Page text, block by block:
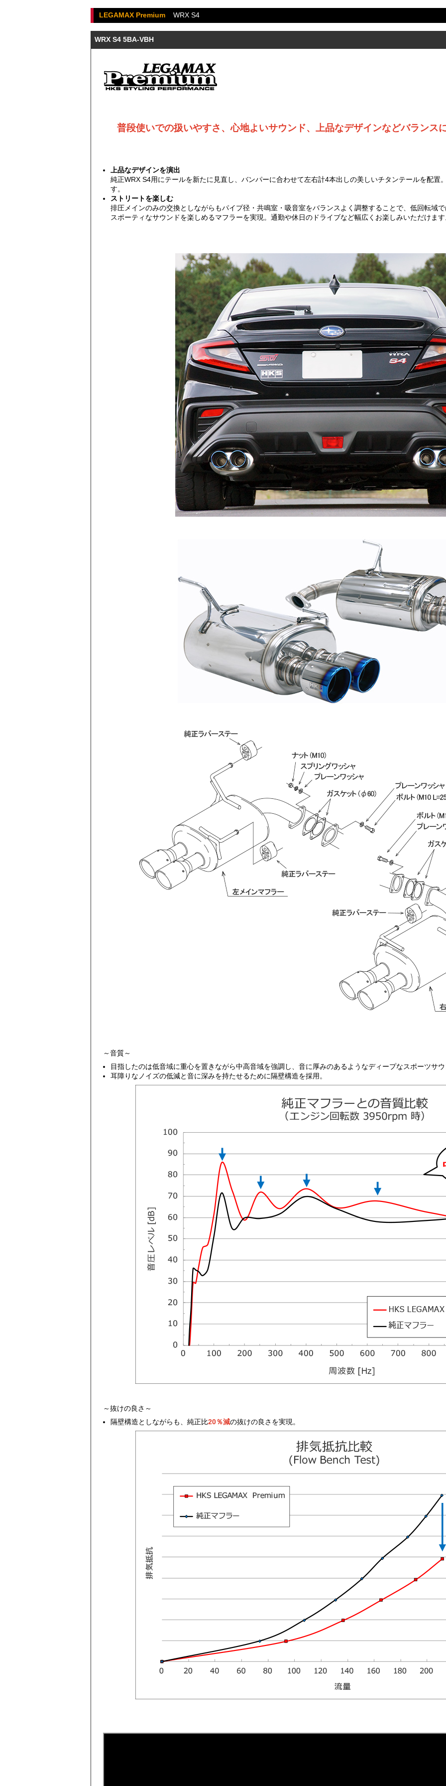
LEGAMAX Premium WRX S4
WRX S4 5BA-VBH
普段使いでの扱いやすさ、心地よいサウンド、上品なデザインなどバランス
上品なデザインを演出
純正WRX S4用にテールを新たに見直し、バンパーに合わせて左右計4本出しの美しいチタンテールを配置
す。
ストリートを楽しむ
排圧メインのみの交換としながらもパイプ径・共鳴室・吸音室をバランスよく調整することで、低回転域
スポーティなサウンドを楽しめるマフラーを実現。通勤や休日のドライブなど幅広くお楽しみいただけま
～音質～
目指したのは低音域に重心を置きながら中高音域を強調し、音に厚みのあるようなディープなスポーツサ
耳障りなノイズの低減と音に深みを持たせるために隔壁構造を採用。
～抜けの良さ～
隔壁構造としながらも、純正比20％減の抜けの良さを実現。